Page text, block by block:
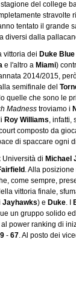
del college
stravolte
tentato il grande
diversi dalla
vittoria dei Duke
e l'altro a Miami)
2014/2015,
semifinale del
quelle che sono le
Madness troviamo i
Roy Williams, infatti,
composto da
di spaccare ogni
Università di Michael
. Alla
come sempre,
vittoria finale,
Jayhawks) e Duke. I
un gruppo solido
power ranking di
- 67. Al posto dei